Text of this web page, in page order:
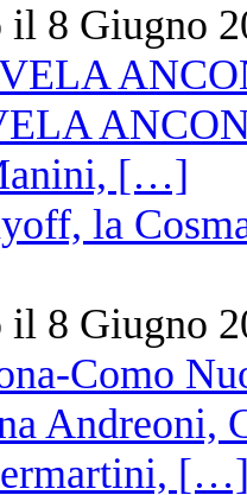
il 8 Giugno
la
il 8 Giugno